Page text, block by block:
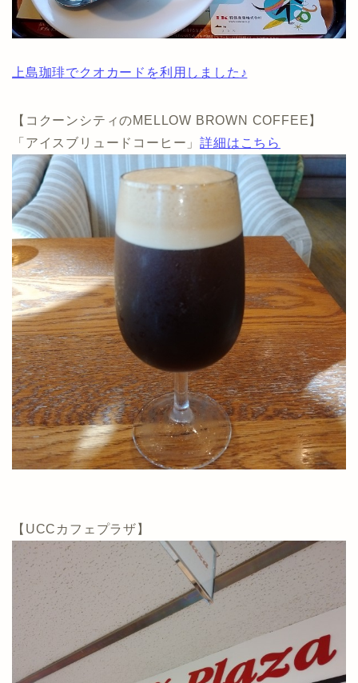
上島珈琲でクオカードを利用しました♪
【コクーンシティのMELLOW BROWN COFFEE】
「アイスブリュードコーヒー」詳細はこちら
【UCCカフェプラザ】